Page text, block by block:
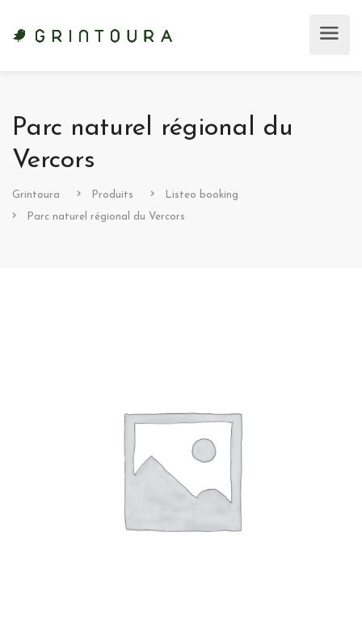
Parc naturel régional du
Vercors
Grintoura Produits Listeo booking
Parc naturel régional du Vercors